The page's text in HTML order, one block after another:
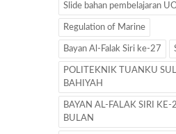
Slide bahan pembelajaran
Regulation of Marine
Bayan Al-Falak Siri ke-27
POLITEKNIK TUANKU
BAHIYAH
BAYAN AL-FALAK SIRI
BULAN